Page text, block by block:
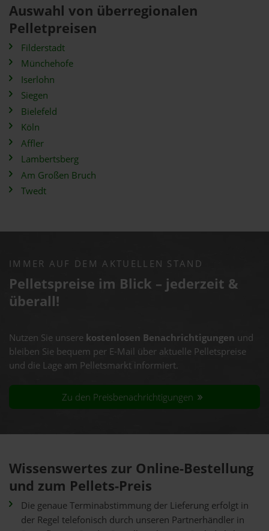
Auswahl von überregionalen
Pelletpreisen
Filderstadt
Münchehofe
Iserlohn
Siegen
Bielefeld
Köln
Affler
Lambertsberg
Am Großen Bruch
Twedt
IMMER AUF DEM AKTUELLEN STAND
Pelletspreise im Blick – jederzeit &
überall!
Nutzen Sie unsere kostenlosen Benachrichtigungen und
bleiben Sie bequem per E-Mail über aktuelle Pelletspreise
und die Lage am Pelletsmarkt informiert.
Zu den Preisbenachrichtigungen
Wissenswertes zur Online-Bestellung
und zum Pellets-Preis
Die genaue Terminabstimmung der Lieferung erfolgt in
der Regel telefonisch durch unseren Partnerhändler in